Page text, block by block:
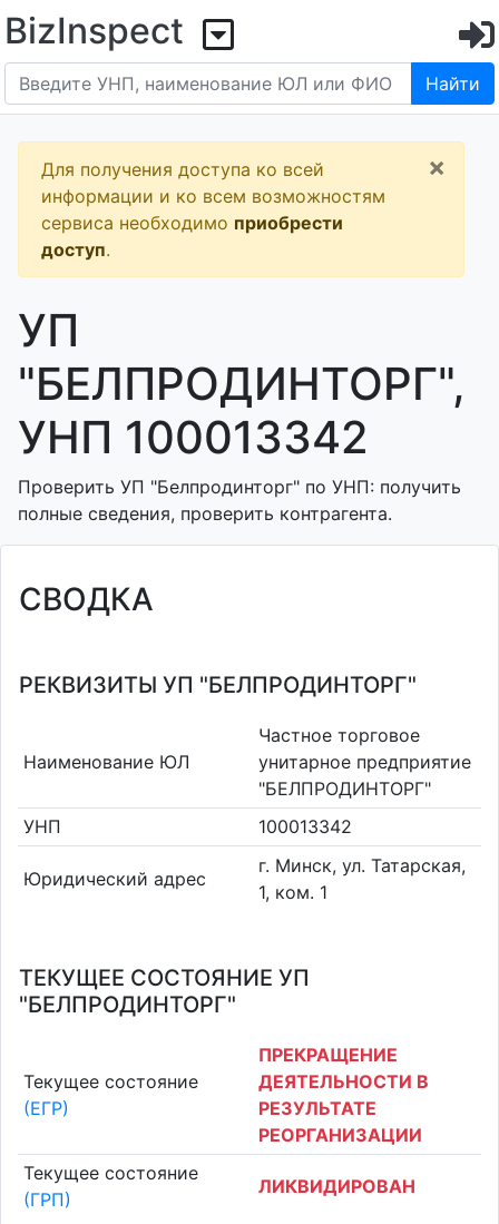
BizInspect
Найти
Для получения доступа ко всей
информации и ко всем возможностям
сервиса необходимо приобрести
доступ.
×
УП
"БЕЛПРОДИНТОРГ",
УНП 100013342
Проверить УП "Белпродинторг" по УНП: получить
полные сведения, проверить контрагента.
СВОДКА
РЕКВИЗИТЫ УП "БЕЛПРОДИНТОРГ"
Наименование ЮЛ
Частное торговое
унитарное предприятие
"БЕЛПРОДИНТОРГ"
УНП
100013342
Юридический адрес
г. Минск, ул. Татарская,
1, ком. 1
ТЕКУЩЕЕ СОСТОЯНИЕ УП
"БЕЛПРОДИНТОРГ"
Текущее состояние
(ЕГР)
ПРЕКРАЩЕНИЕ
ДЕЯТЕЛЬНОСТИ В
РЕЗУЛЬТАТЕ
РЕОРГАНИЗАЦИИ
Текущее состояние
(ГРП)
ЛИКВИДИРОВАН